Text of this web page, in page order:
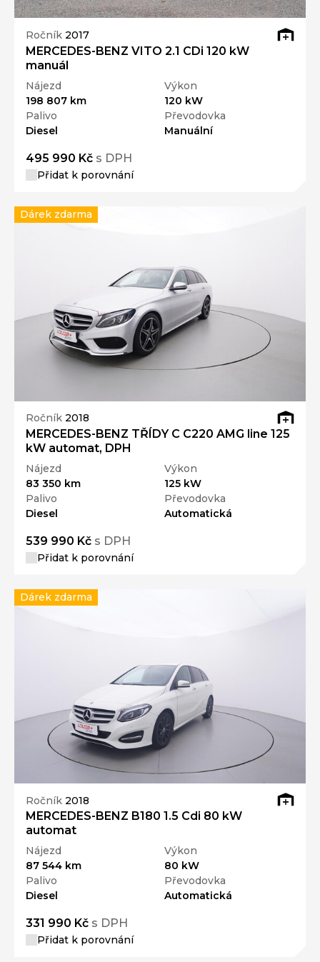
Ročník 2017
MERCEDES-BENZ VITO 2.1 CDi 120 kW
manuál
Nájezd
198 807 km
Výkon
120 kW
Palivo
Diesel
Převodovka
Manuální
495 990 Kč s DPH
Přidat k porovnání
Ročník 2018
MERCEDES-BENZ TŘÍDY C C220 AMG line 125
kW automat, DPH
Nájezd
83 350 km
Výkon
125 kW
Palivo
Diesel
Převodovka
Automatická
539 990 Kč s DPH
Přidat k porovnání
Dárek zdarma
Ročník 2018
MERCEDES-BENZ B180 1.5 Cdi 80 kW
automat
Nájezd
87 544 km
Výkon
80 kW
Palivo
Diesel
Převodovka
Automatická
331 990 Kč s DPH
Přidat k porovnání
Dárek zdarma